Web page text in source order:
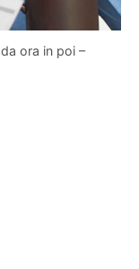
ora in poi –